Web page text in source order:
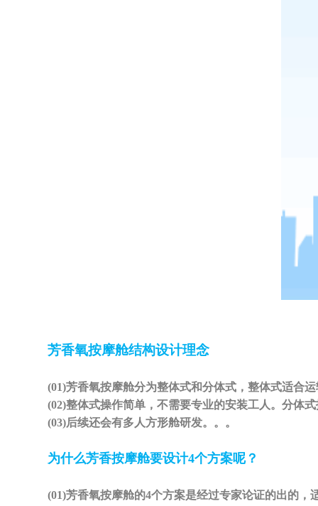
芳香氧按摩舱结构设计理念
(01)芳香氧按摩舱分为整体式和分体式，整体式适合
(02)整体式操作简单，不需要专业的安装工人。分体
(03)后续还会有多人方形舱研发。。。
为什么芳香按摩舱要设计4个方案呢？
(01)芳香氧按摩舱的4个方案是经过专家论证的出的，